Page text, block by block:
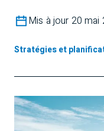
Mis à jour 20 mai
Stratégies et